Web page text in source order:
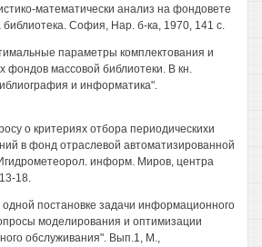
математически анализ на фондовете
библиотека. София, Нар. б-ка, 1970, 141 с.
параметры комплектования и
фондов массовой библиотеки. В кн.
и информатика".
о критериях отбора периодическихи
в фонд отраслевой автоматизированной
информ. Миров, центра
18.
постановке задачи информационного
моделирования и оптимизации
обслуживания". Вып.1, М.,